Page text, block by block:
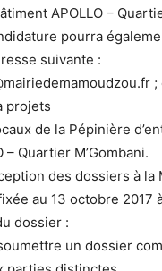
APOLLO –
pourra
suivante :
projets
de la Pépinière
– Quartier M’Gombani.
des dossiers à la
au 13 octobre 2017
dossier :
un dossier